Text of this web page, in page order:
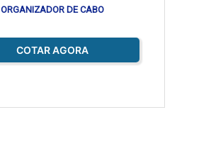
ORGANIZADOR DE CABO
COTAR AGORA